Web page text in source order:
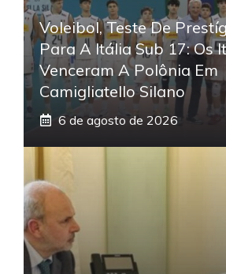
Voleibol, Teste De
Para A Itália Sub 17: Os
Venceram A Polônia Em
Camigliatello Silano
6 de agosto de 2026